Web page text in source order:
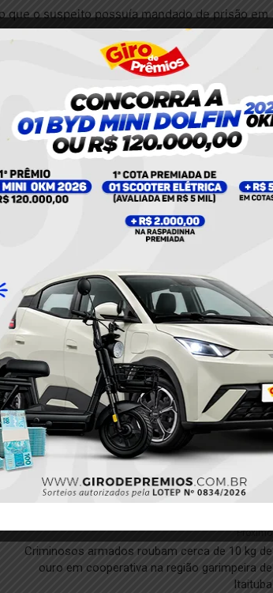
o suspeito possuía mandado de prisão em
na Lei Maria da Penha (Lei nº
trata do descumprimento de medida
legais cabíveis.
Pinterest WhatsApp
Próximo
Criminosos armados roubam cerca de 10 kg de
ouro em cooperativa na região garimpeira de
Itaituba